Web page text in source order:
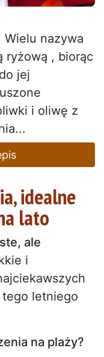
Wielu nazywa
ryżową , biorąc
jej
i oliwę z
idealne
lato
ale
i
letniego
na plaży?